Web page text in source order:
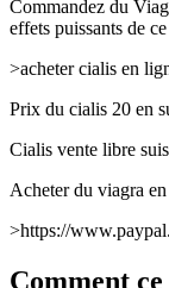
Commandez du
effets puissants de
>acheter cialis en
Prix du cialis 20 en
Cialis vente libre
Acheter du viagra en
>https://www.paypal.
Comment